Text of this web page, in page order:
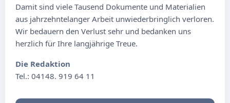
Damit sind viele Tausend Dokumente und Materialien
aus jahrzehntelanger Arbeit unwiederbringlich verloren.
Wir bedauern den Verlust sehr und bedanken uns
herzlich für Ihre langjährige Treue.
Die Redaktion
Tel.: 04148. 919 64 11